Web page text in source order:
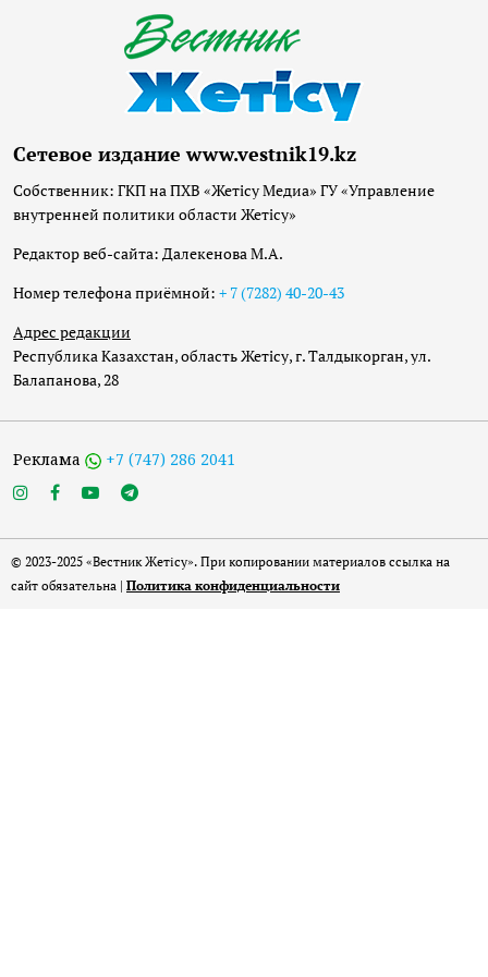
Сетевое издание www.vestnik19.kz
Собственник: ГКП на ПХВ «Жетісу Медиа» ГУ «Управление
внутренней политики области Жетісу»
Редактор веб-сайта: Далекенова М.А.
Номер телефона приёмной: + 7 (7282) 40-20-43
Адрес редакции
Республика Казахстан, область Жетісу, г. Талдыкорган, ул.
Балапанова, 28
Реклама +7 (747) 286 2041
© 2023-2025 «Вестник Жетісу». При копировании материалов ссылка на
сайт обязательна | Политика конфиденциальности